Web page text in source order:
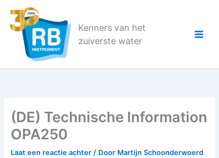
naar
Kenners van het
zuiverste water
(DE) Technische Information
OPA250
Laat een reactie achter / Door Martijn Schoonderwoerd